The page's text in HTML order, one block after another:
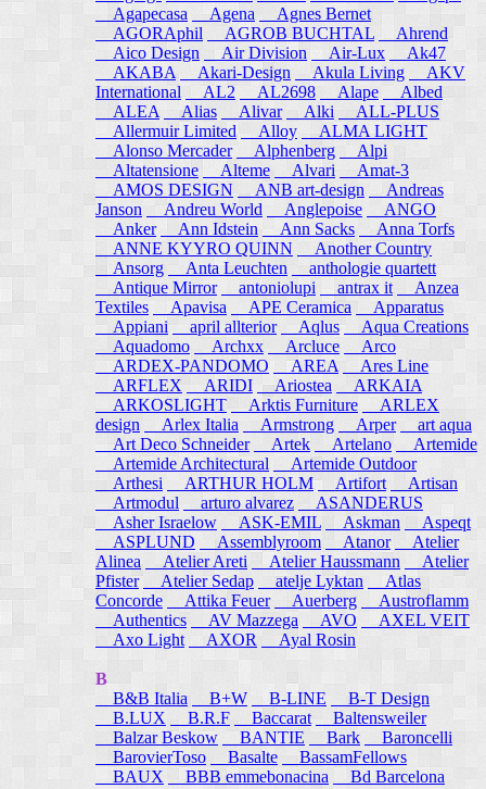
Agapecasa
Agena
Agnes Bernet
AGORAphil
AGROB BUCHTAL
Ahrend
Aico Design
Air Division Air-Lux
Ak47
AKABA
Akari-Design Akula Living
AKV
International
AL2 AL2698 Alape
Albed
ALEA
Alias Alivar Alki
ALL-PLUS
Allermuir Limited
Alloy
ALMA LIGHT
Alonso Mercader
Alphenberg
Alpi
Altatensione
Alteme Alvari
Amat-3
AMOS DESIGN
ANB art-design
Andreas
Janson
Andreu World Anglepoise
ANGO
Anker
Ann Idstein Ann Sacks
Anna Torfs
ANNE KYYRO QUINN
Another Country
Ansorg
Anta Leuchten
anthologie quartett
Antique Mirror
antoniolupi antrax it
Anzea
Textiles
Apavisa APE Ceramica
Apparatus
Appiani
april allterior Aqlus Aqua Creations
Aquadomo
Archxx Arcluce
Arco
ARDEX-PANDOMO
AREA
Ares Line
ARFLEX
ARIDI Ariostea
ARKAIA
ARKOSLIGHT
Arktis Furniture
ARLEX
design
Arlex Italia Armstrong Arper
art aqua
Art Deco Schneider
Artek Artelano
Artemide
Artemide Architectural
Artemide Outdoor
Arthesi
ARTHUR HOLM Artifort
Artisan
Artmodul
arturo alvarez
ASANDERUS
Asher Israelow
ASK-EMIL Askman
Aspeqt
ASPLUND
Assemblyroom Atanor
Atelier
Alinea
Atelier Areti Atelier Haussmann
Atelier
Pfister
Atelier Sedap atelje Lyktan
Atlas
Concorde
Attika Feuer Auerberg
Austroflamm
Authentics
AV Mazzega AVO
AXEL VEIT
Axo Light
AXOR Ayal Rosin
B
B&B Italia
B+W B-LINE
B-T Design
B.LUX
B.R.F Baccarat
Baltensweiler
Balzar Beskow
BANTIE Bark
Baroncelli
BarovierToso
Basalte
BassamFellows
BAUX
BBB emmebonacina
Bd Barcelona